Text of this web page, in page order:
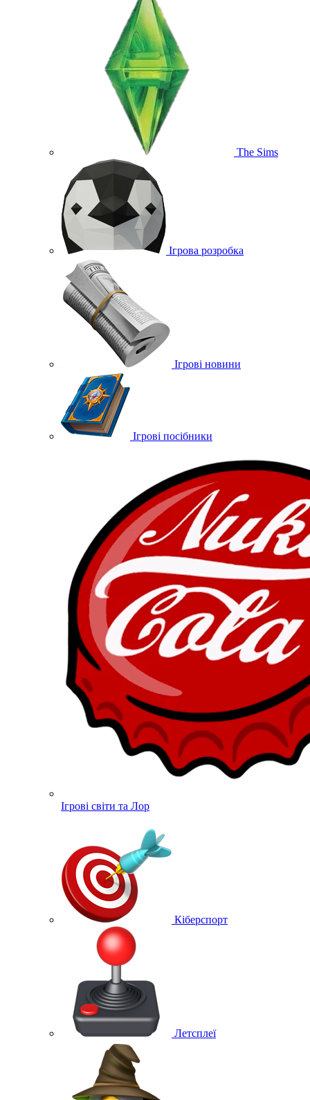
The Sims
Ігрова розробка
Ігрові новини
Ігрові посібники
Ігрові світи та Лор
Кіберспорт
Летсплеї